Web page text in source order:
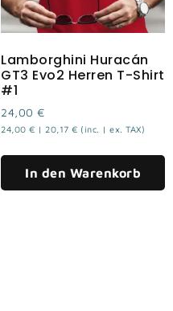
Lamborghini Huracán
GT3 Evo2 Herren T-Shirt
#1
24,00 €
24,00 € | 20,17 € (inc. | ex. TAX)
In den Warenkorb